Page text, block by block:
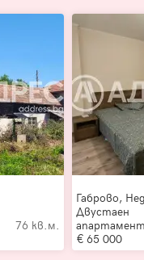
76 кв.м.
Габрово,
Двустаен
апартамент
65 000